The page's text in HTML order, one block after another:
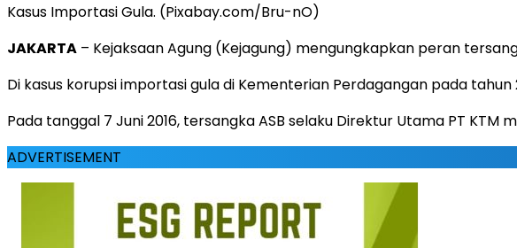
Kasus Importasi Gula. (Pixabay.com/Bru-nO)
JAKARTA – Kejaksaan Agung (Kejagung) mengungkapkan peran
Di kasus korupsi importasi gula di Kementerian Perdagangan pada tahun
Pada tanggal 7 Juni 2016, tersangka ASB selaku Direktur Utama PT
ADVERTISEMENT